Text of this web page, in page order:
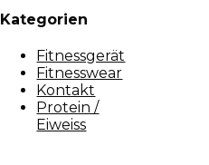
Kategorien
Fitnessgerät
Fitnesswear
Kontakt
Protein /
Eiweiss